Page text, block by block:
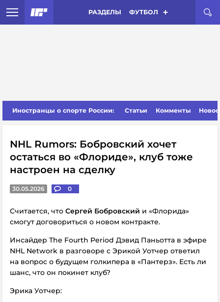
РАЗДЕЛЫ ФУТБОЛ
Иностранцы о спорте России: Статьи Комменты
NHL Rumors: Бобровский хочет
остаться во «Флориде», клуб тоже
настроен на сделку
30.05.2026 0
Считается, что Сергей Бобровский и «Флорида»
смогут договориться о новом контракте.
Инсайдер The Fourth Period Дэвид Паньотта в эфире
NHL Network в разговоре с Эрикой Уотчер ответил
на вопрос о будущем голкипера в «Пантерз». Есть ли
шанс, что он покинет клуб?
Эрика Уотчер: